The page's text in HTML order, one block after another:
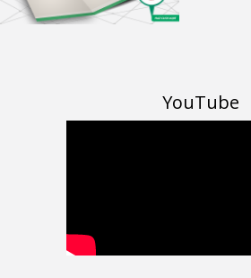
YouTube